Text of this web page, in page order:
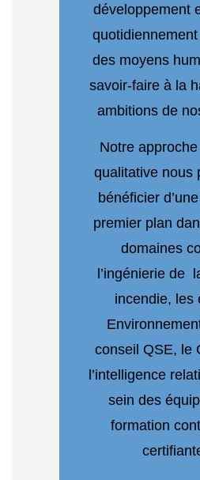
développement
des moyens
savoir-faire à la
ambitions de
Notre
qualitative nous
bénéficier
premier plan
domaines
l’ingénierie de
incendie, les
conseil QSE, le
l’intelligence
sein des
formation